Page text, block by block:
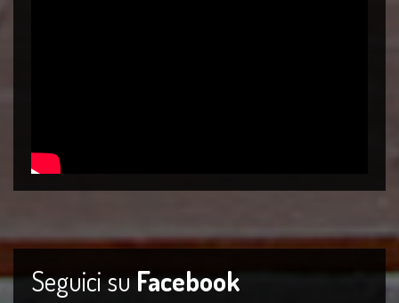
Seguici su Facebook